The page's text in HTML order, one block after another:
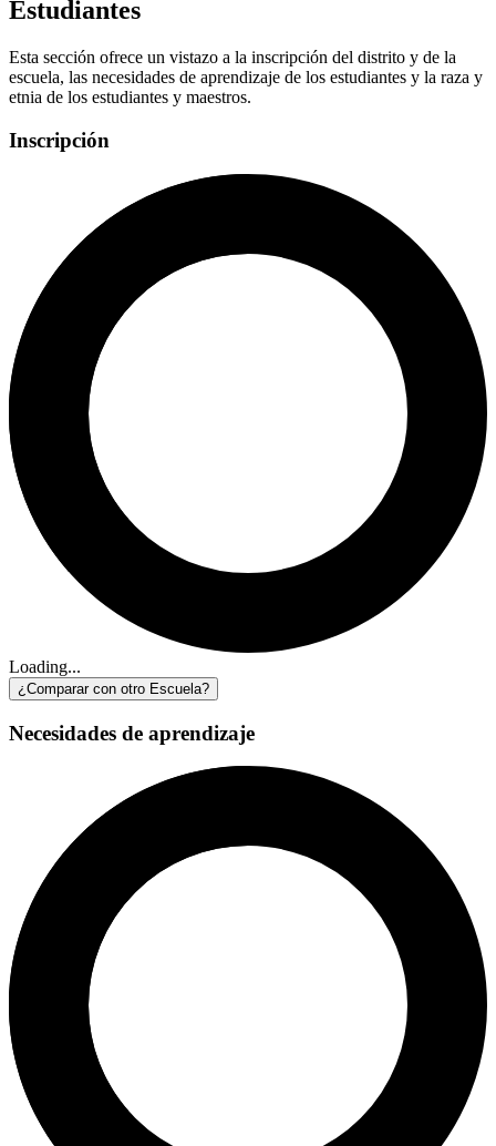
Estudiantes
Esta sección ofrece un vistazo a la inscripción del distrito y de la
escuela, las necesidades de aprendizaje de los estudiantes y la raza y
etnia de los estudiantes y maestros.
Inscripción
Loading...
¿Comparar con otro Escuela?
Necesidades de aprendizaje